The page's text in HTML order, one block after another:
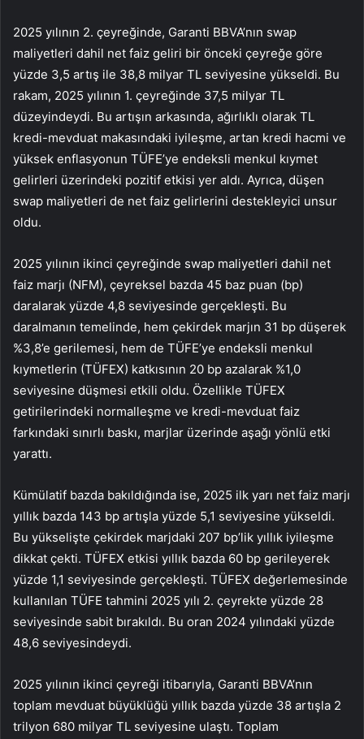
2025 yılının 2. çeyreğinde, Garanti BBVA’nın swap
maliyetleri dahil net faiz geliri bir önceki çeyreğe göre
yüzde 3,5 artış ile 38,8 milyar TL seviyesine yükseldi. Bu
rakam, 2025 yılının 1. çeyreğinde 37,5 milyar TL
düzeyindeydi. Bu artışın arkasında, ağırlıklı olarak TL
kredi-mevduat makasındaki iyileşme, artan kredi hacmi ve
yüksek enflasyonun TÜFE’ye endeksli menkul kıymet
gelirleri üzerindeki pozitif etkisi yer aldı. Ayrıca, düşen
swap maliyetleri de net faiz gelirlerini destekleyici unsur
oldu.
2025 yılının ikinci çeyreğinde swap maliyetleri dahil net
faiz marjı (NFM), çeyreksel bazda 45 baz puan (bp)
daralarak yüzde 4,8 seviyesinde gerçekleşti. Bu
daralmanın temelinde, hem çekirdek marjın 31 bp düşerek
%3,8’e gerilemesi, hem de TÜFE’ye endeksli menkul
kıymetlerin (TÜFEX) katkısının 20 bp azalarak %1,0
seviyesine düşmesi etkili oldu. Özellikle TÜFEX
getirilerindeki normalleşme ve kredi-mevduat faiz
farkındaki sınırlı baskı, marjlar üzerinde aşağı yönlü etki
yarattı.
Kümülatif bazda bakıldığında ise, 2025 ilk yarı net faiz marjı
yıllık bazda 143 bp artışla yüzde 5,1 seviyesine yükseldi.
Bu yükselişte çekirdek marjdaki 207 bp’lik yıllık iyileşme
dikkat çekti. TÜFEX etkisi yıllık bazda 60 bp gerileyerek
yüzde 1,1 seviyesinde gerçekleşti. TÜFEX değerlemesinde
kullanılan TÜFE tahmini 2025 yılı 2. çeyrekte yüzde 28
seviyesinde sabit bırakıldı. Bu oran 2024 yılındaki yüzde
48,6 seviyesindeydi.
2025 yılının ikinci çeyreği itibarıyla, Garanti BBVA’nın
toplam mevduat büyüklüğü yıllık bazda yüzde 38 artışla 2
trilyon 680 milyar TL seviyesine ulaştı. Toplam